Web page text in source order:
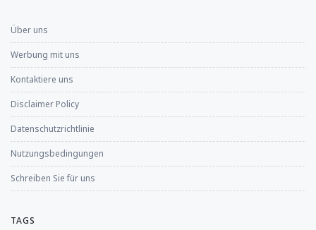
Über uns
Werbung mit uns
Kontaktiere uns
Disclaimer Policy
Datenschutzrichtlinie
Nutzungsbedingungen
Schreiben Sie für uns
TAGS